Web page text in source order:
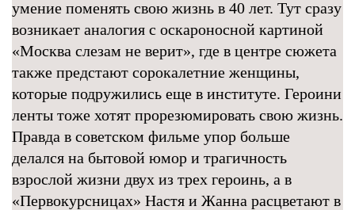
умение поменять свою жизнь в 40 лет. Тут сразу
возникает аналогия с оскароносной картиной
«Москва слезам не верит», где в центре сюжета
также предстают сорокалетние женщины,
которые подружились еще в институте. Героини
ленты тоже хотят прорезюмировать свою жизнь.
Правда в советском фильме упор больше
делался на бытовой юмор и трагичность
взрослой жизни двух из трех героинь, а в
«Первокурсницах» Настя и Жанна расцветают в